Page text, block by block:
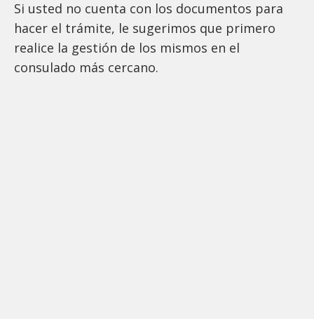
Si usted no cuenta con los documentos para
hacer el trámite, le sugerimos que primero
realice la gestión de los mismos en el
consulado más cercano.